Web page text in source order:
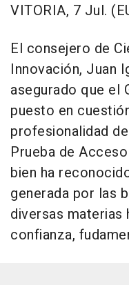
VITORIA, 7 Jul.
El consejero de
Innovación, Juan
asegurado que el
puesto en
profesionalidad
Prueba de
bien ha
generada por las
diversas materias
confianza,